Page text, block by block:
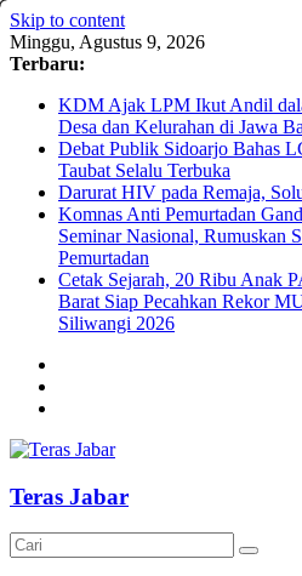
Skip to content
Minggu, Agustus 9, 2026
Terbaru:
KDM Ajak LPM Ikut Andil
Desa dan Kelurahan di Jawa
Debat Publik Sidoarjo Bahas
Taubat Selalu Terbuka
Darurat HIV pada Remaja,
Komnas Anti Pemurtadan
Seminar Nasional, Rumuskan
Pemurtadan
Cetak Sejarah, 20 Ribu Anak
Barat Siap Pecahkan Rekor
Siliwangi 2026
Teras Jabar